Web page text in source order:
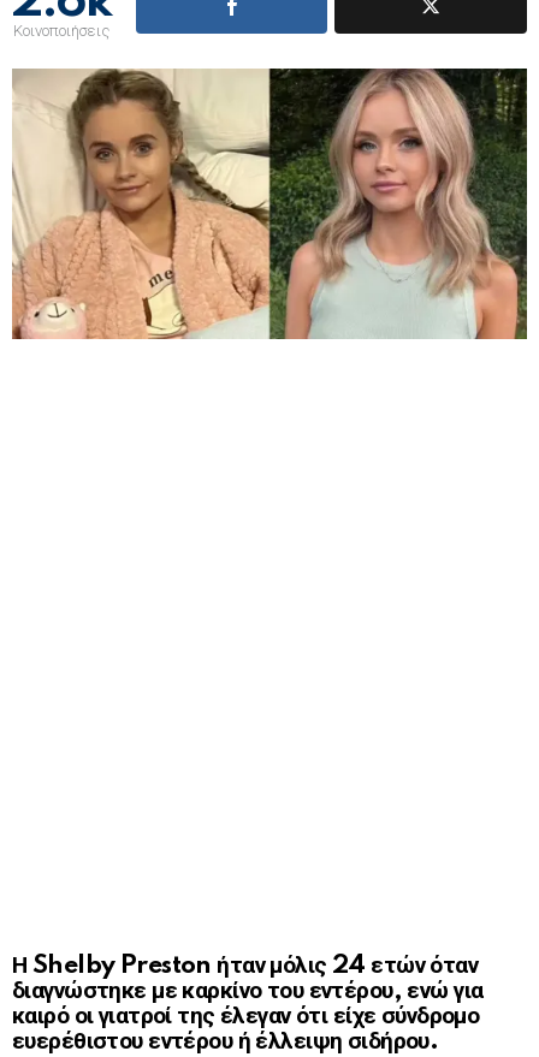
Κοινοποιήσεις
Η Shelby Preston ήταν μόλις 24 ετών όταν
διαγνώστηκε με καρκίνο του εντέρου, ενώ για
καιρό οι γιατροί της έλεγαν ότι είχε σύνδρομο
ευερέθιστου εντέρου ή έλλειψη σιδήρου.